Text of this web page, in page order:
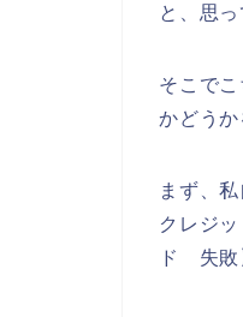
と、思
そこで
かどうか
まず、
クレジ
ド 失敗